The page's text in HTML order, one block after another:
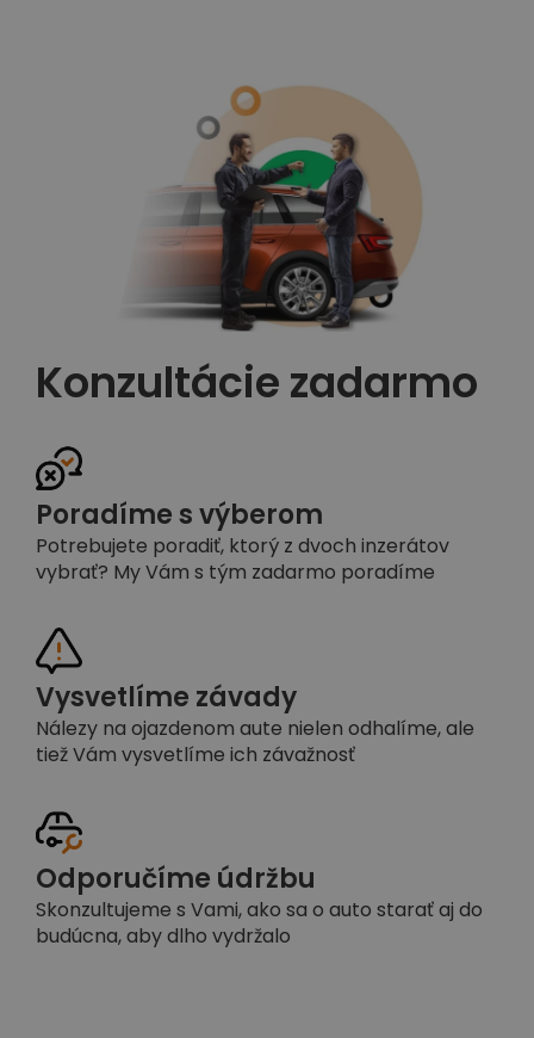
Konzultácie zadarmo
Poradíme s výberom
Potrebujete poradiť, ktorý z dvoch inzerátov
vybrať? My Vám s tým zadarmo poradíme
Vysvetlíme závady
Nálezy na ojazdenom aute nielen odhalíme, ale
tiež Vám vysvetlíme ich závažnosť
Odporučíme údržbu
Skonzultujeme s Vami, ako sa o auto starať aj do
budúcna, aby dlho vydržalo